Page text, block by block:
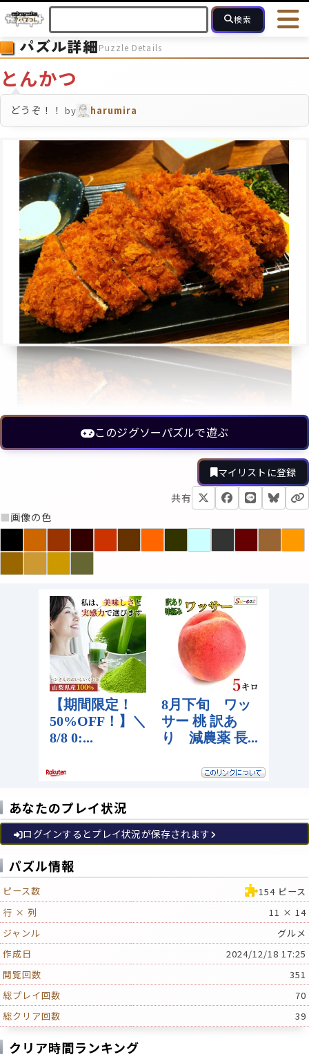
検索
HOME 会員登録
ヘルプ
フォローしている人のパズル 人気のパズル 最近投稿され
モザイク モザイクのみ
パズル詳細Puzzle Details
とんかつ
どうぞ！！ by harumira
このジグソーパズルで遊ぶ
マイリストに登録
共有
■画像の色
あなたのプレイ状況
ログインするとプレイ状況が保存されます
パズル情報
ピース数
154 ピース
行 × 列
11 × 14
ジャンル
グルメ
作成日
2024/12/18 17:25
閲覧回数
351
総プレイ回数
70
総クリア回数
39
クリア時間ランキング